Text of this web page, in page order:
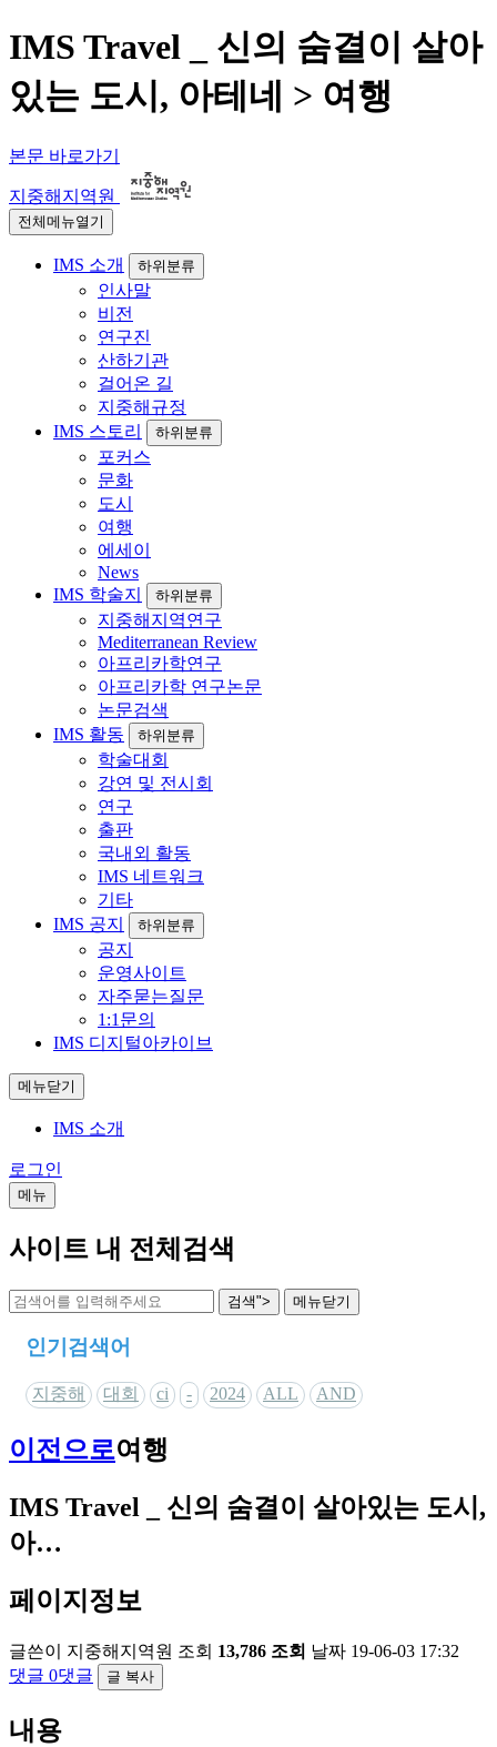
IMS Travel _ 신의 숨결이 살아
있는 도시, 아테네 > 여행
본문 바로가기
지중해지역원
전체메뉴열기
IMS 소개 하위분류
인사말
비전
연구진
산하기관
걸어온 길
지중해규정
IMS 스토리
하위분류
포커스
문화
도시
여행
에세이
News
IMS 학술지
하위분류
지중해지역연구
Mediterranean Review
아프리카학연구
아프리카학 연구논문
논문검색
IMS 활동
하위분류
학술대회
강연 및 전시회
연구
출판
국내외 활동
IMS 네트워크
기타
IMS 공지
하위분류
공지
운영사이트
자주묻는질문
1:1문의
IMS 디지털아카이브
메뉴닫기
IMS 소개
로그인
메뉴
사이트 내 전체검색
검색"> 메뉴닫기
인기검색어
지중해 대회 ci - 2024 ALL AND
이전으로여행
IMS Travel _ 신의 숨결이 살아있는 도시,
아…
페이지정보
글쓴이 지중해지역원 조회 13,786 조회 날짜 19-06-03 17:32
댓글 0댓글 글 복사
내용